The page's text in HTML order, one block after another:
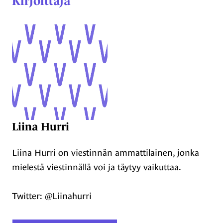
Liina Hurri
Liina Hurri on viestinnän ammattilainen, jonka
mielestä viestinnällä voi ja täytyy vaikuttaa.
Twitter: @Liinahurri